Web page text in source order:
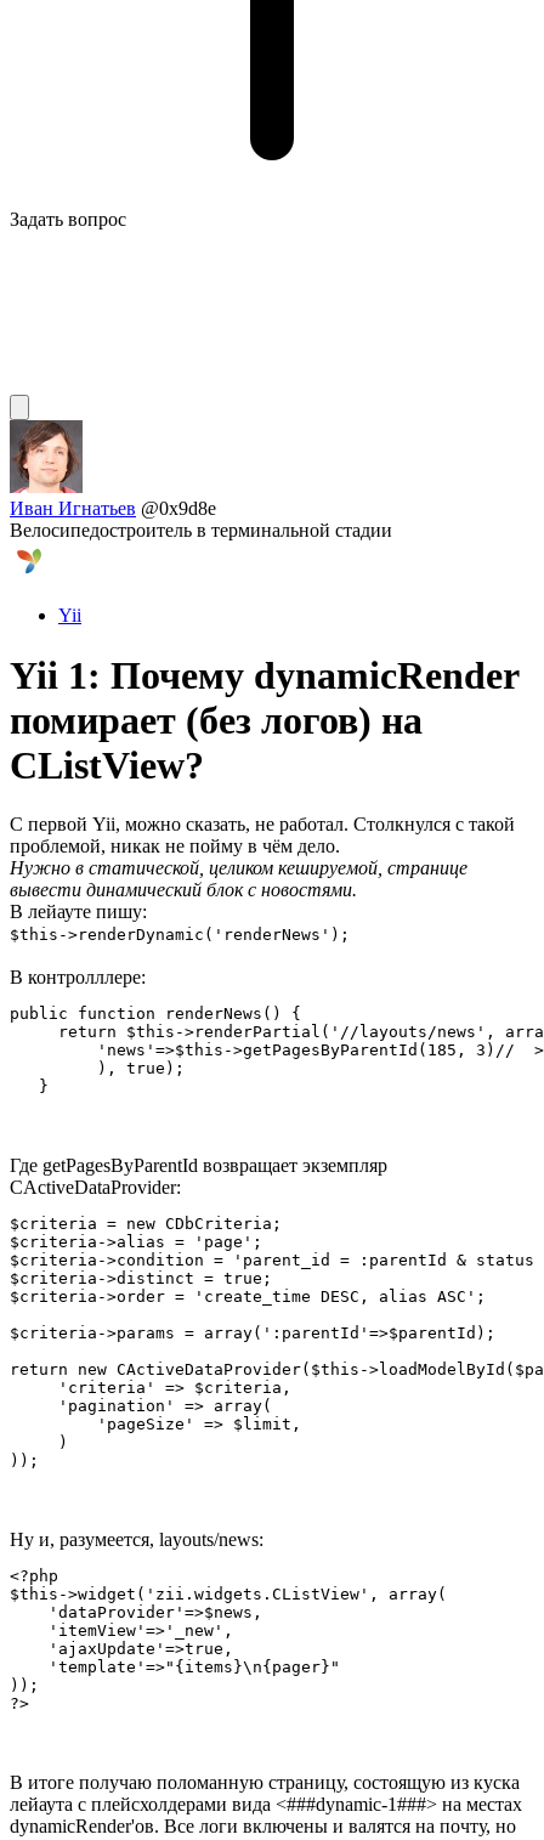
Задать вопрос
Иван Игнатьев @0x9d8e
Велосипедостроитель в терминальной стадии
Yii
Yii 1: Почему dynamicRender
помирает (без логов) на
CListView?
С первой Yii, можно сказать, не работал. Столкнулся с такой
проблемой, никак не пойму в чём дело.
Нужно в статической, целиком кешируемой, странице
вывести динамический блок с новостями.
В лейауте пишу:
$this->renderDynamic('renderNews');
В контролллере:
public function renderNews() {
return $this->renderPartial('//layouts/news',
'news'=>$this->getPagesByParentId(185, 3)//
         ), true);
   }
Где getPagesByParentId возвращает экземпляр
CActiveDataProvider:
$criteria = new CDbCriteria;
$criteria->alias = 'page';
$criteria->condition = 'parent_id = :parentId &
$criteria->distinct = true;
$criteria->order = 'create_time DESC, alias ASC';
$criteria->params = array(':parentId'=>$parentId);
return new CActiveDataProvider($this-
     'criteria' => $criteria,
     'pagination' => array(
         'pageSize' => $limit,
     )
));
Ну и, разумеется, layouts/news:
<?php
$this->widget('zii.widgets.CListView', array(
    'dataProvider'=>$news,
    'itemView'=>'_new',
    'ajaxUpdate'=>true,
    'template'=>"{items}\n{pager}"
));
?>
В итоге получаю поломанную страницу, состоящую из куска
лейаута с плейсхолдерами вида <###dynamic-1###> на местах
dynamicRender'ов. Все логи включены и валятся на почту, но